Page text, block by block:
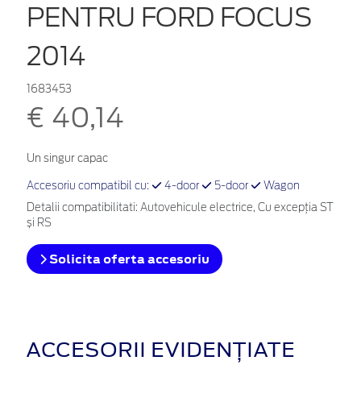
PENTRU FORD FOCUS
2014
1683453
€ 40,14
Un singur capac
Accesoriu compatibil cu: 4-door 5-door Wagon
Detalii compatibilitati: Autovehicule electrice, Cu excepţia ST
și RS
Solicita oferta accesoriu
ACCESORII EVIDENȚIATE